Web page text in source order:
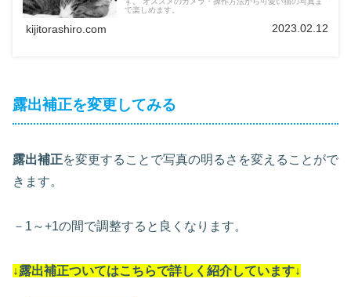
で楽しめます。
kijitorashiro.com 2023.02.12
露出補正を変更してみる
露出補正を変更することで写真の明るさを変えることがで
きます。
－1～+1の間で調整すると良くなります。
↓露出補正ついてはこちらで詳しく紹介しています↓